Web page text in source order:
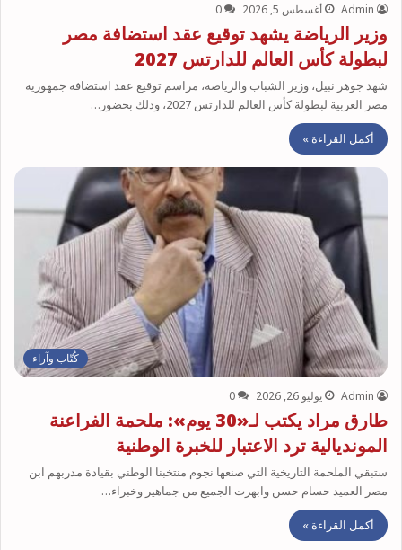
Admin أغسطس 5, 2026 0
وزير الرياضة يشهد توقيع عقد استضافة مصر
لبطولة كأس العالم للدارتس 2027
شهد جوهر نبيل، وزير الشباب والرياضة، مراسم توقيع عقد استضافة جمهورية
مصر العربية لبطولة كأس العالم للدارتس 2027، وذلك بحضور…
أكمل القراءة »
كُتّاب وآراء
Admin يوليو 26, 2026 0
طارق مراد يكتب لـ«30 يوم»: ملحمة الفراعنة
المونديالية ترد الاعتبار للخبرة الوطنية
ستبقي الملحمة التاريخية التي صنعها نجوم منتخبنا الوطني بقيادة مدربهم ابن
مصر العميد حسام حسن وابهرت الجميع من جماهير وخبراء…
أكمل القراءة »